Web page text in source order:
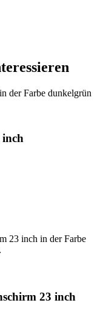
inch
23 inch